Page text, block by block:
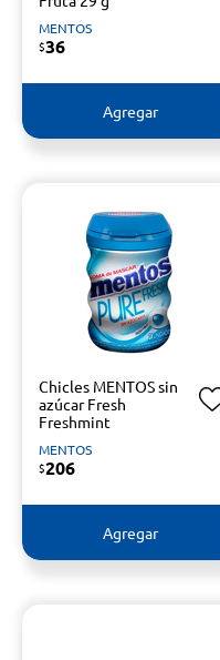
MENTOS
$36
Agregar
Chicles MENTOS sin
azúcar Fresh
Freshmint
MENTOS
$206
Agregar